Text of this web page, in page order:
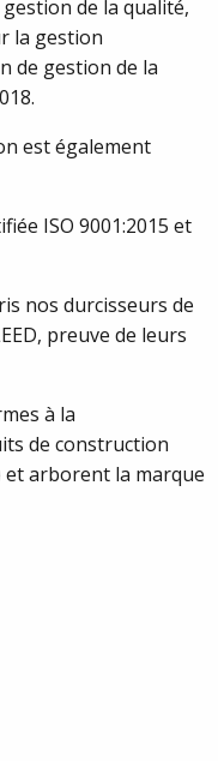
de la qualité,
la gestion
de gestion de la
est également
ISO 9001:2015 et
nos durcisseurs de
preuve de leurs
à la
de construction
et arborent la marque